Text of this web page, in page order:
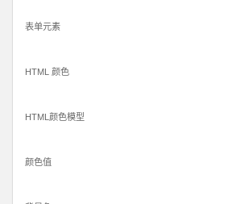
表单元素
HTML 颜色
HTML颜色模型
颜色值